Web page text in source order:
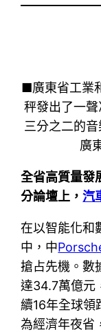
■廣東省工業
秤發出了一
三分之二的
廣
全省高質量發
分論壇上，汽
在以智能化和
中，中
搶占先機。數
達34.7萬億元
續16年全球領
為經濟年夜省